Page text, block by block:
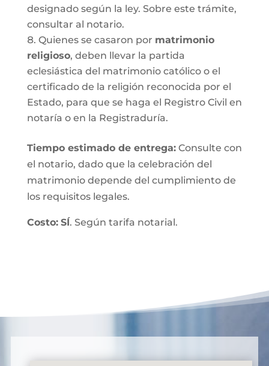
designado según la ley. Sobre este trámite,
consultar al notario.
Quienes se casaron por matrimonio
religioso, deben llevar la partida
eclesiástica del matrimonio católico o el
certificado de la religión reconocida por el
Estado, para que se haga el Registro Civil en
notaría o en la Registraduría.
Tiempo estimado de entrega:Consulte con
el notario, dado que la celebración del
matrimonio depende del cumplimiento de
los requisitos legales.
Costo: SÍ. Según tarifa notarial.